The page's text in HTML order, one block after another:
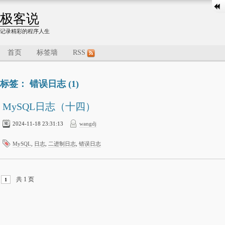
极客说
记录精彩的程序人生
首页 标签墙 RSS
标签： 错误日志 (1)
MySQL日志（十四）
2024-11-18 23:31:13 wangdj
MySQL 日志 二进制日志 错误日志
1 共 1 页